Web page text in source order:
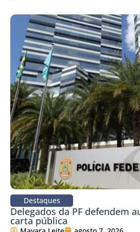
Destaques
Delegados da PF defendem
carta pública